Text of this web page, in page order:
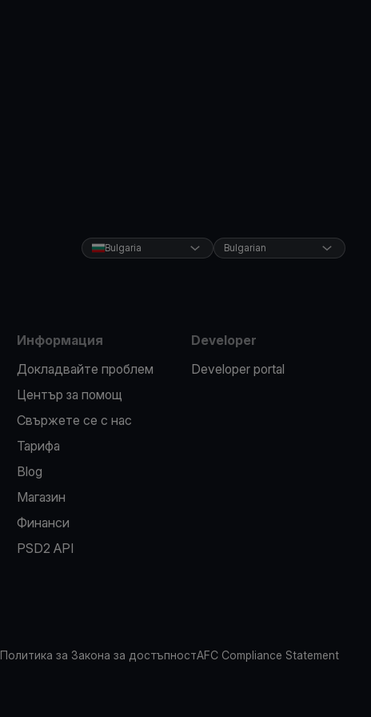
Bulgaria Bulgarian
Информация
Докладвайте проблем
Център за помощ
Свържете се с нас
Тарифа
Blog
Магазин
Финанси
PSD2 API
Developer
Developer portal
Политика за Закона за достъпностAFC Compliance Statement